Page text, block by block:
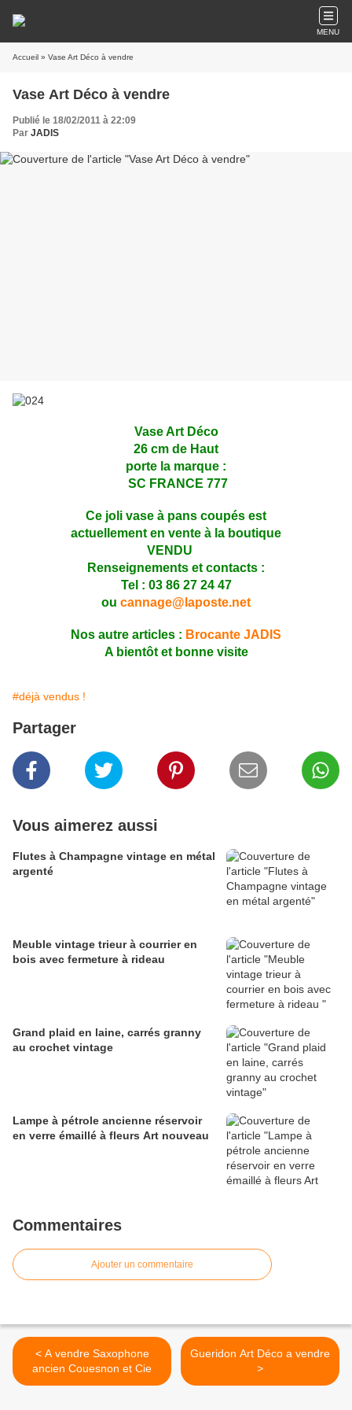
MENU
Accueil » Vase Art Déco à vendre
Vase Art Déco à vendre
Publié le 18/02/2011 à 22:09
Par JADIS
Vase Art Déco
26 cm de Haut
porte la marque :
SC FRANCE 777
Ce joli vase à pans coupés est
actuellement en vente à la boutique
VENDU
Renseignements et contacts :
Tel : 03 86 27 24 47
ou cannage@laposte.net
Nos autre articles : Brocante JADIS
A bientôt et bonne visite
#déjà vendus !
Partager
Vous aimerez aussi
Flutes à Champagne vintage en métal
argenté
Meuble vintage trieur à courrier en
bois avec fermeture à rideau
Grand plaid en laine, carrés granny
au crochet vintage
Lampe à pétrole ancienne réservoir
en verre émaillé à fleurs Art nouveau
Commentaires
Ajouter un commentaire
< A vendre Saxophone
ancien Couesnon et Cie
Gueridon Art Déco a vendre
>